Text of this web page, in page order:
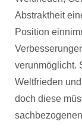
Abstraktheit
Position
verunmöglicht.
Weltfrieden
doch diese